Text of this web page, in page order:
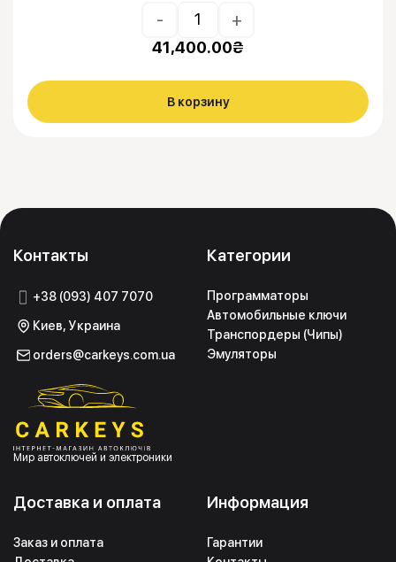
- +
41,400.00₴
В корзину
Контакты
+38 (093) 407 7070
Киев, Украина
orders@carkeys.com.ua
Мир автоключей и электроники
Категории
Программаторы
Автомобильные ключи
Транспордеры (Чипы)
Эмуляторы
Информация
Гарантии
Доставка и оплата
Заказ и оплата